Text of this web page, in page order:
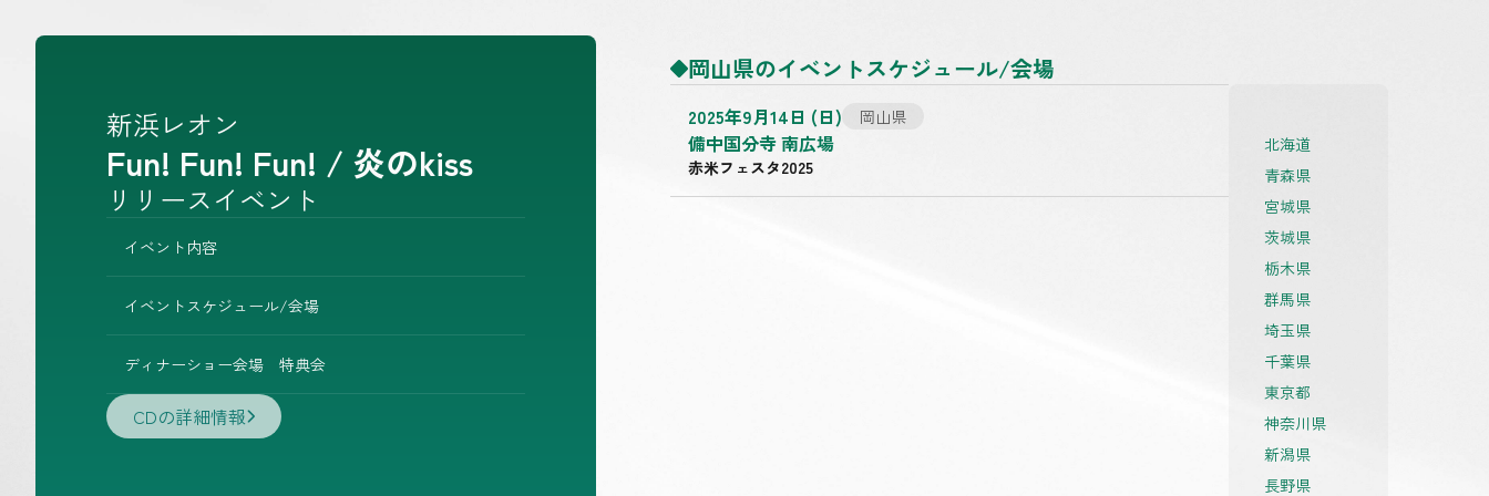
新浜レオン
Fun! Fun! Fun! / 炎のkiss
リリースイベント
イベント内容
イベントスケジュール/会場
ディナーショー会場 特典会
CDの詳細情報
岡山県のイベントスケジュール/会場
北海道
青森県
宮城県
茨城県
栃木県
群馬県
埼玉県
千葉県
東京都
神奈川県
新潟県
長野県
2025年9月14日 (日) 岡山県
備中国分寺 南広場
赤米フェスタ2025